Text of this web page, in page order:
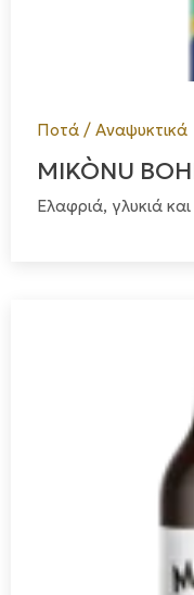
Ποτά / Αναψυκτικά
MIKÒNU
Ελαφριά, γλυκιά